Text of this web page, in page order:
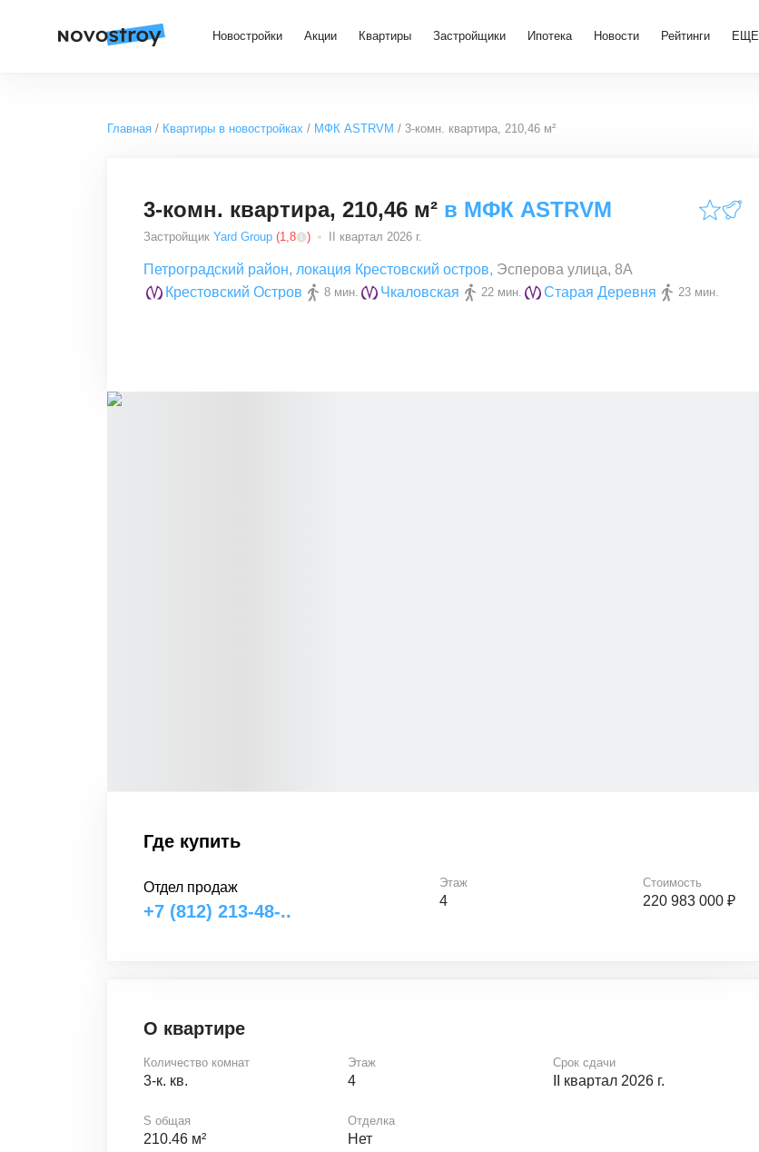
Новостройки Акции Квартиры Застройщики Ипотека Новости Рейтинги ЕЩЕ
Главная Квартиры в новостройках МФК ASTRVM 3-комн. квартира, 210,46 м²
3-комн. квартира, 210,46 м² в МФК ASTRVM
Застройщик Yard Group (1,8 ) II квартал 2026 г.
Петроградский район, локация Крестовский остров, Эсперова улица, 8А
Крестовский Остров
8 мин. Чкаловская 22 мин. Старая Деревня 23 мин.
Где купить
Отдел продаж
+7 (812) 213-48-..
Этаж
4
Стоимость
220 983 000 ₽
О квартире
Количество комнат
3-к. кв.
Этаж
4
Срок сдачи
II квартал 2026 г.
S общая
210.46 м²
Отделка
Нет